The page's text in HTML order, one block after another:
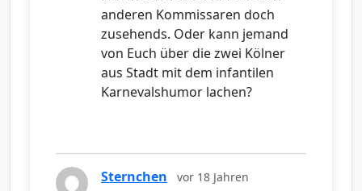
anderen Kommissaren doch
zusehends. Oder kann jemand
von Euch über die zwei Kölner
aus Stadt mit dem infantilen
Karnevalshumor lachen?
Sternchen vor 18 Jahren